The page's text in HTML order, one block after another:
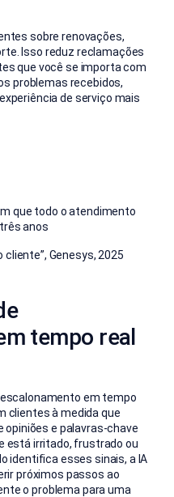
sobre renovações,
Isso reduz reclamações
que você se importa com
problemas recebidos,
de serviço mais
que todo o atendimento
anos
cliente”, Genesys, 2025
tempo real
em tempo
clientes à medida que
opiniões e palavras-chave
está irritado, frustrado ou
identifica esses sinais, a IA
próximos passos ao
o problema para uma